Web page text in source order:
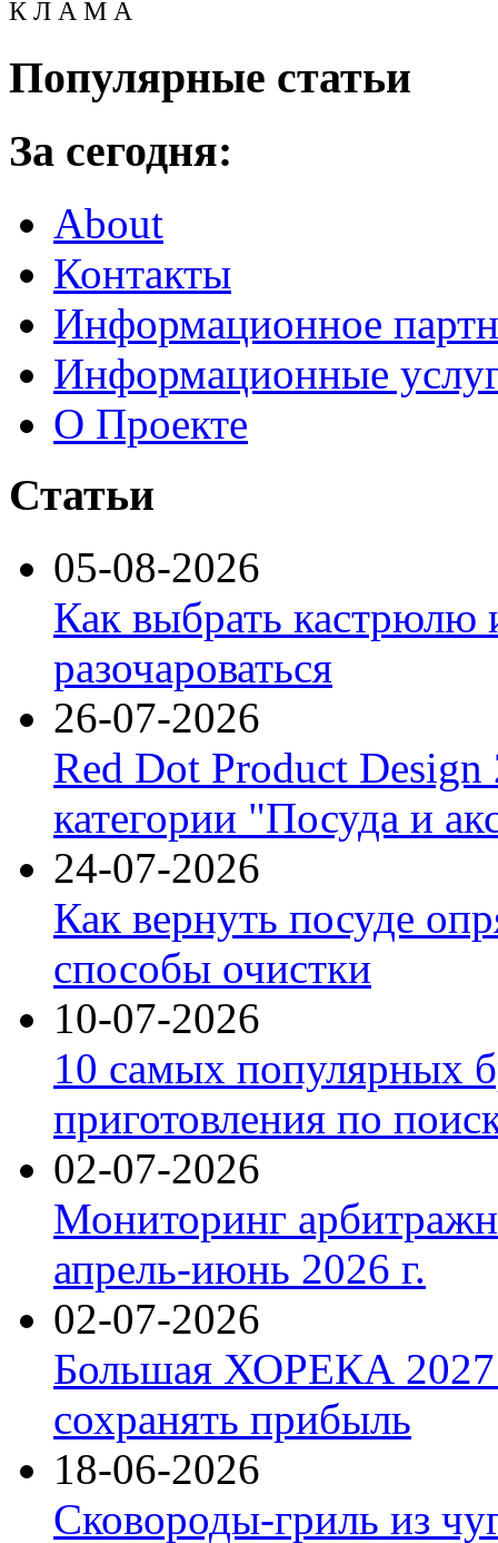
К Л А М А
Популярные статьи
За сегодня:
About
Контакты
Информационное
Информационные
О Проекте
Статьи
05-08-2026
Как выбрать кастрюлю
разочароваться
26-07-2026
Red Dot Product Design
категории "Посуда и
24-07-2026
Как вернуть посуде
способы очистки
10-07-2026
10 самых популярных
приготовления по
02-07-2026
Мониторинг
апрель-июнь 2026 г.
02-07-2026
Большая ХОРЕКА 2027:
сохранять прибыль
18-06-2026
Сковороды-гриль из